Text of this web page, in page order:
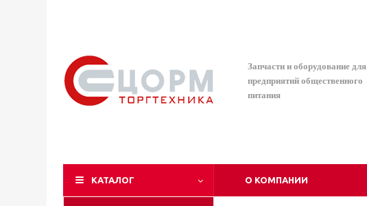
Запчасти и оборудование для
предприятий общественного
питания
КАТАЛОГ О КОМПАНИИ